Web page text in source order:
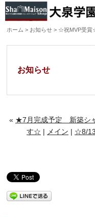
ホーム > お知らせ > ☆祝MVP受賞
お知らせ
« ★7月完成予定 新築シ
す☆ | メイン | ☆8/